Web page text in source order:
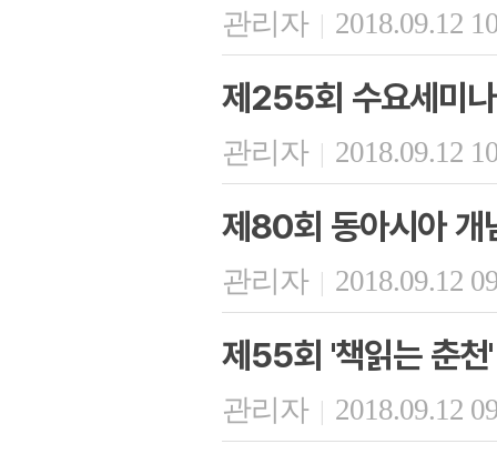
관리자 | 2018.09.12
제255회 수요세미나
관리자 | 2018.09.12
제80회 동아시아 개
관리자 | 2018.09.12
제55회 '책읽는 춘천'
관리자 | 2018.09.12